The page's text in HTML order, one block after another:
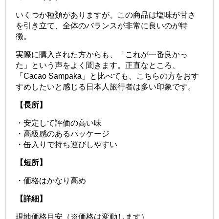
いくつか種類がありますが、この商品は塩味が甘さ
を引き立て、全体のバランスが非常に良いのが特
徴。
実際に購入された方からも、「これが一番良かっ
た」という声をよく聞きます。
正直なところ、
「Cacao Sampaka」と比べても、こちらの方をおす
すめしたいと感じる日本人旅行者は多い印象です。
【長所】
・安定して評価の高い味
・高級感のあるパッケージ
・缶入りで持ち運びしやすい
【短所】
・価格はかなり高め
【詳細】
現地価格目安（※価格は変動します）